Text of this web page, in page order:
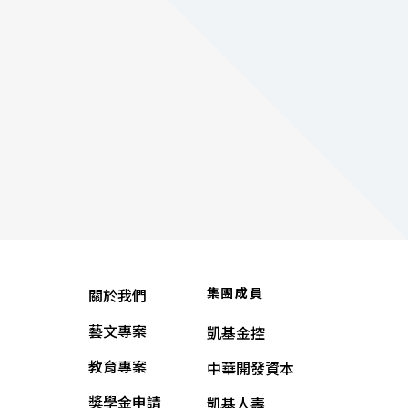
關於我們
藝文專案
教育專案
獎學金申請
集團成員
凱基金控
中華開發資本
凱基人壽